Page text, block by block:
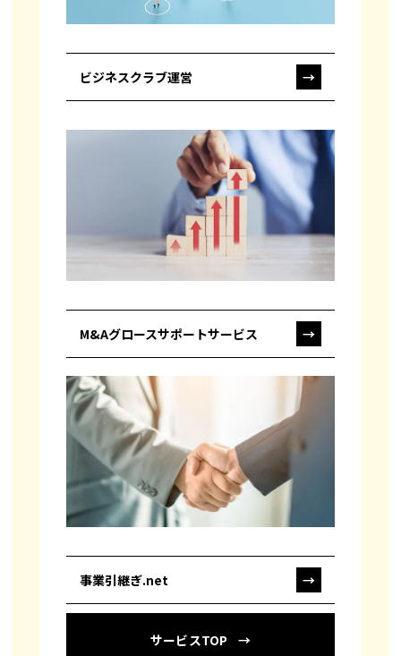
ビジネスクラブ運営 →
M&Aグロースサポートサービス →
事業引継ぎ.net →
サービスTOP